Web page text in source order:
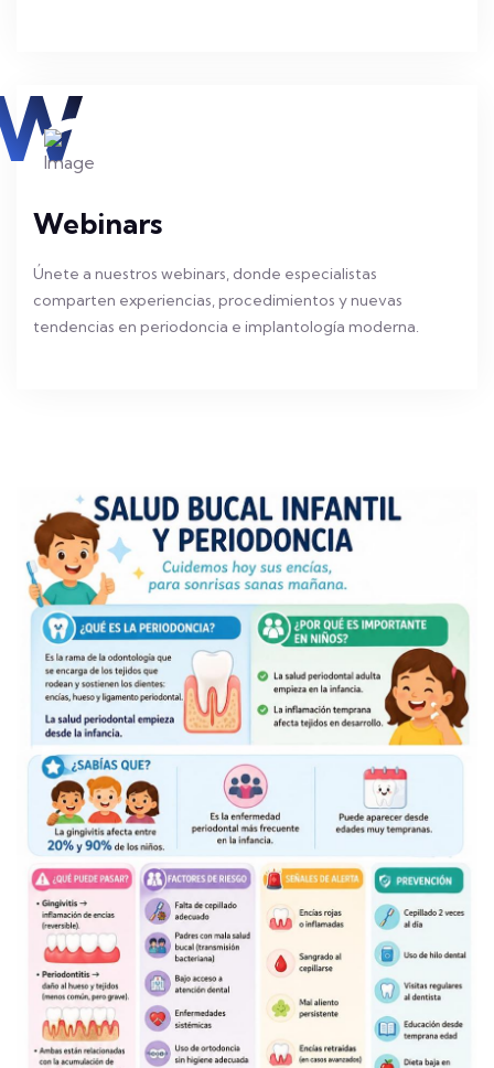
Webinars
Únete a nuestros webinars, donde especialistas
comparten experiencias, procedimientos y nuevas
tendencias en periodoncia e implantología moderna.